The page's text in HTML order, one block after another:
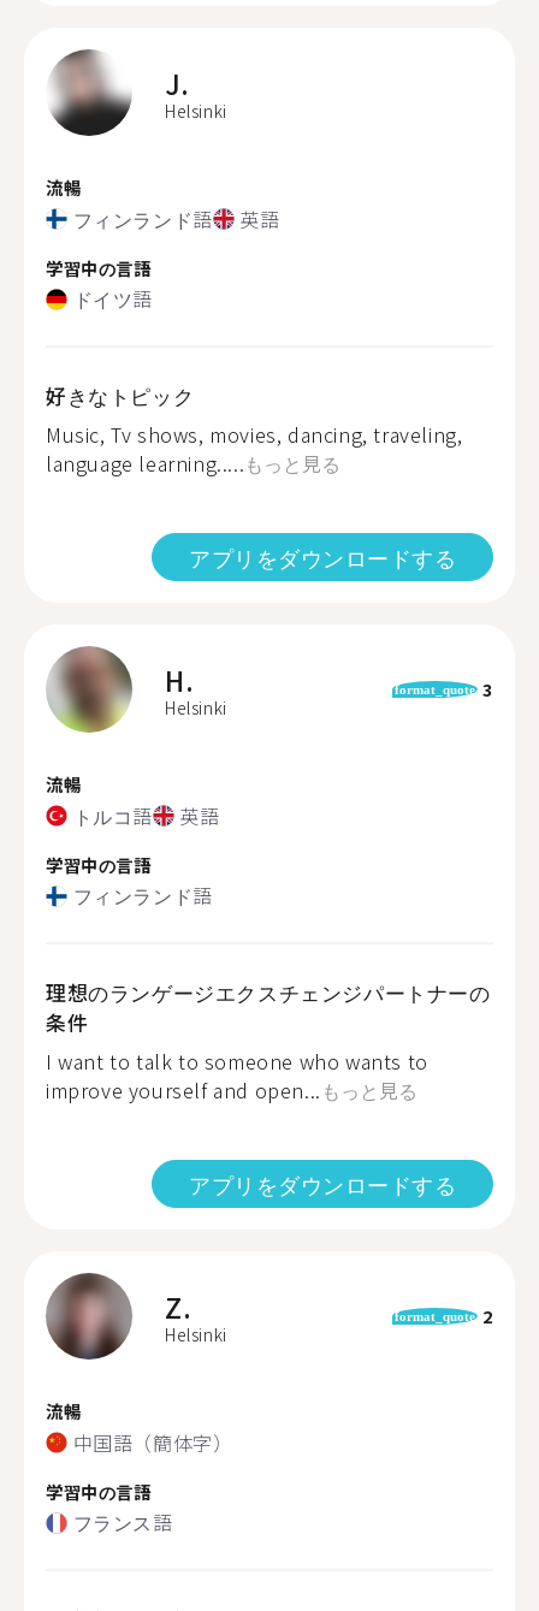
J.
Helsinki
流暢
フィンランド語 英語
学習中の言語
ドイツ語
好きなトピック
Music, Tv shows, movies, dancing, traveling,
language learning.....もっと見る
アプリをダウンロードする
H.
Helsinki
format_quote 3
流暢
トルコ語 英語
学習中の言語
フィンランド語
理想のランゲージエクスチェンジパートナーの
条件
I want to talk to someone who wants to
improve yourself and open... もっと見る
アプリをダウンロードする
Z.
Helsinki
format_quote 2
流暢
中国語（簡体字）
学習中の言語
フランス語